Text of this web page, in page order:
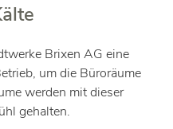
Brixen AG eine
um die Büroräume
werden mit dieser
gehalten.